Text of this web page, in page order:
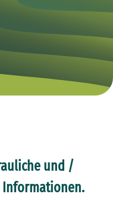
und /
Informationen.